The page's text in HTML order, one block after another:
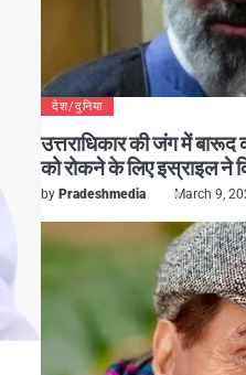
देश/दुनिया
उत्तराधिकार की जंग में
को रोकने के लिए इस्राइल ने
by Pradeshmedia March 9,